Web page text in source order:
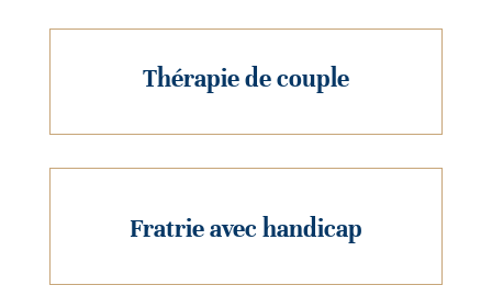
Thérapie de couple
Fratrie avec handicap